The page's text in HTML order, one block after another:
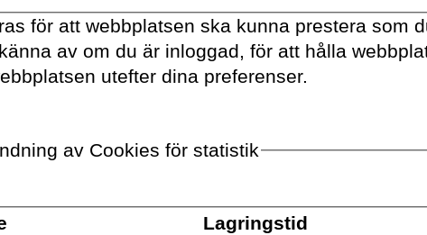
arbetet. Hon har även arbetat med
kulturråd vid Sveriges ambassad i
och vid Svenska institutet.
för att webbplatsen ska kunna prestera som
av om du är inloggad, för att hålla
utefter dina preferenser.
av Cookies för statistik
Lagringstid